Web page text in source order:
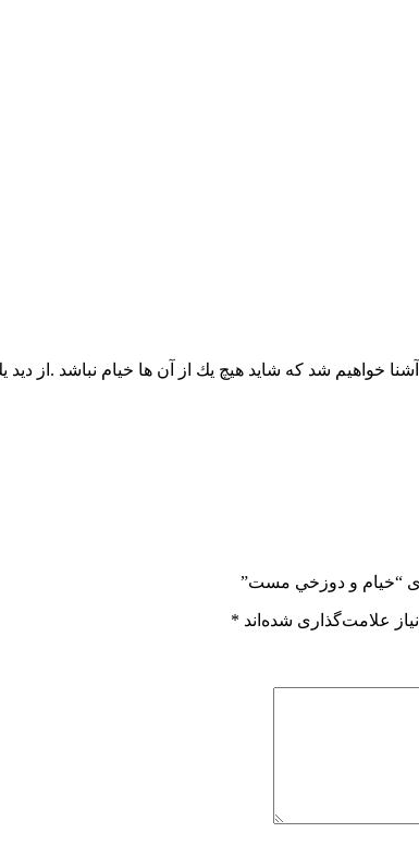
خواهيم شد كه شايد هيچ يك از آن ها خيام نباشد .از
“خيام و دوزخي مست”
علامت‌گذاری شده‌اند *